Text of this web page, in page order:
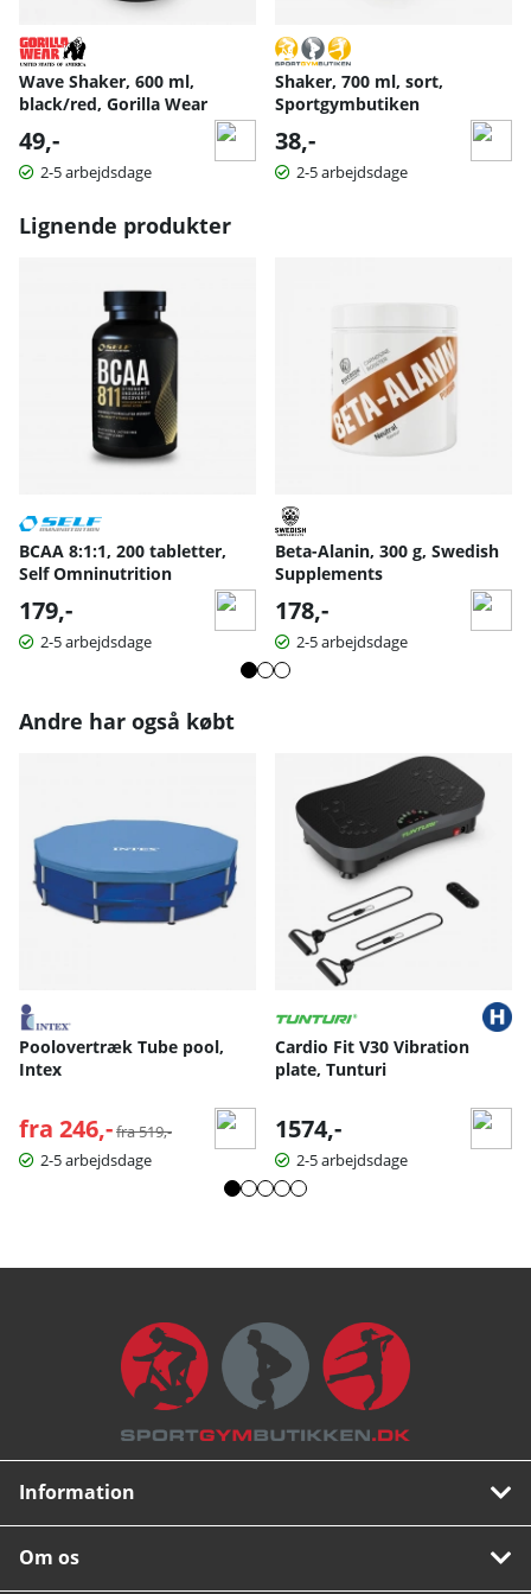
Wave Shaker, 600 ml,
black/red, Gorilla Wear
49,-
2-5 arbejdsdage
Shaker, 700 ml, sort,
Sportgymbutiken
38,-
2-5 arbejdsdage
Lignende produkter
BCAA 8:1:1, 200 tabletter,
Self Omninutrition
179,-
2-5 arbejdsdage
Beta-Alanin, 300 g, Swedish
Supplements
178,-
2-5 arbejdsdage
Andre har også købt
Poolovertræk Tube pool,
Intex
fra 246,- Normalpris:
fra 519,-
2-5 arbejdsdage
Cardio Fit V30 Vibration
plate, Tunturi
1574,-
2-5 arbejdsdage
Information
Om os